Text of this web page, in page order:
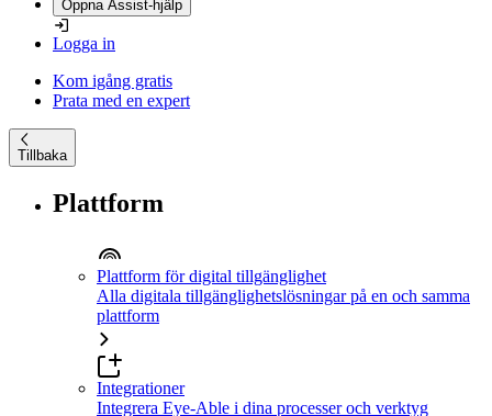
Öppna Assist-hjälp
Logga in
Kom igång gratis
Prata med en expert
Tillbaka
Plattform
Plattform för digital tillgänglighet
Alla digitala tillgänglighetslösningar på en och samma
plattform
Integrationer
Integrera Eye-Able i dina processer och verktyg